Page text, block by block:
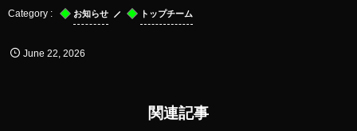
お知らせ トップチーム
June 22 ,2026
関連記事